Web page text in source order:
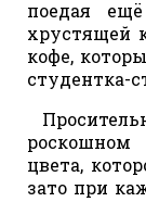
поедая
хрустящей
кофе,
студентка-
роскошном
цвета,
зато при